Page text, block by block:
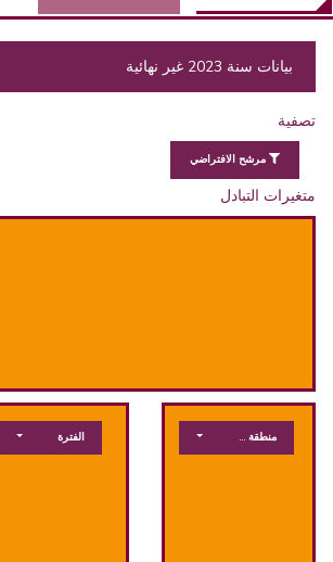
بيانات سنة 2023 غير نهائية
تصفية
مرشح الافتراضي
متغيرات التبادل
منطقة جغرافية الفترة